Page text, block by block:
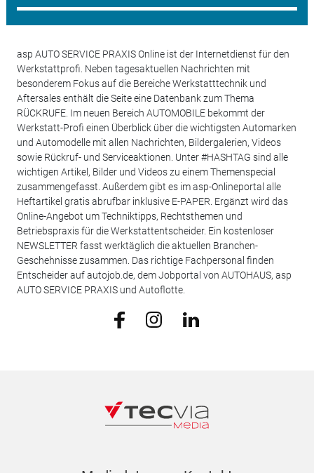
asp AUTO SERVICE PRAXIS Online ist der Internetdienst für den
Werkstattprofi. Neben tagesaktuellen Nachrichten mit
besonderem Fokus auf die Bereiche Werkstatttechnik und
Aftersales enthält die Seite eine Datenbank zum Thema
RÜCKRUFE. Im neuen Bereich AUTOMOBILE bekommt der
Werkstatt-Profi einen Überblick über die wichtigsten Automarken
und Automodelle mit allen Nachrichten, Bildergalerien, Videos
sowie Rückruf- und Serviceaktionen. Unter #HASHTAG sind alle
wichtigen Artikel, Bilder und Videos zu einem Themenspecial
zusammengefasst. Außerdem gibt es im asp-Onlineportal alle
Heftartikel gratis abrufbar inklusive E-PAPER. Ergänzt wird das
Online-Angebot um Techniktipps, Rechtsthemen und
Betriebspraxis für die Werkstattentscheider. Ein kostenloser
NEWSLETTER fasst werktäglich die aktuellen Branchen-
Geschehnisse zusammen. Das richtige Fachpersonal finden
Entscheider auf autojob.de, dem Jobportal von AUTOHAUS, asp
AUTO SERVICE PRAXIS und Autoflotte.